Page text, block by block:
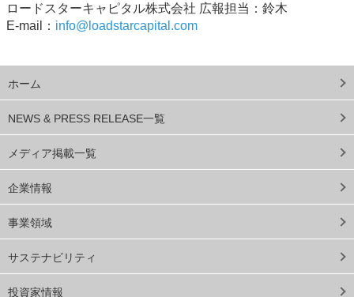
ホーム
NEWS & PRESS RELEASE一覧
メディア掲載一覧
企業情報
事業領域
サステナビリティ
投資家情報
ロードスターキャピタル株式会社 広報担当：鈴木
E-mail： info@loadstarcapital.com